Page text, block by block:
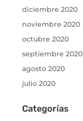
diciembre 2020
noviembre 2020
octubre 2020
septiembre 2020
agosto 2020
julio 2020
Categorías